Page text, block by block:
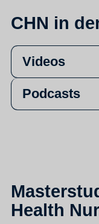
CHN in
Videos
Podcasts
Health